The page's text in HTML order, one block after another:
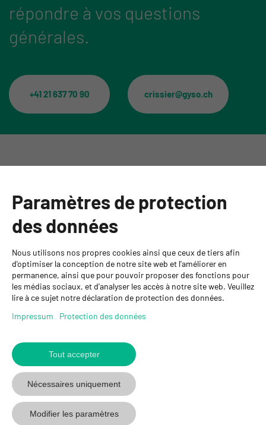
répondre à vos questions
générales.
+41 21 637 70 90 crissier@gyso.ch
Informations
GYSO SA
Succursale Crissier
Chemin de Closalet 20
1023 Crissier
+41 21 637 70 90
www.gyso.ch
suivez
GYSO
sur
suivez
GYSO
Youtube
suivez
GYSO
sur
Linkedin
Paramètres de protection
des données
Nous utilisons nos propres cookies ainsi que ceux de tiers afin
d'optimiser la conception de notre site web et l'améliorer en
permanence, ainsi que pour pouvoir proposer des fonctions pour
les médias sociaux, et d'analyser les accès à notre site web. Veuillez
lire à ce sujet notre déclaration de protection des données.
Impressum
Protection des données
Tout accepter
Nécessaires uniquement
Modifier les paramètres